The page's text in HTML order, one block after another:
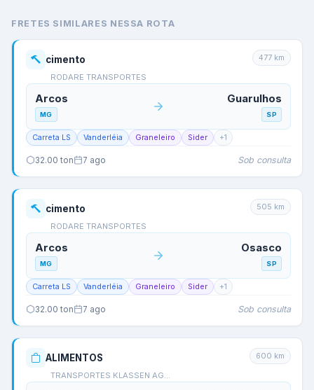
FRETES SIMILARES NESSA ROTA
cimento
RODARE TRANSPORTES
477 km
Arcos
MG
Guarulhos
SP
Carreta LS Vanderléia Graneleiro Sider +1
32.00 ton 7 ago Sob consulta
cimento
RODARE TRANSPORTES
505 km
Arcos
MG
Osasco
SP
Carreta LS Vanderléia Graneleiro Sider +1
32.00 ton 7 ago Sob consulta
ALIMENTOS
TRANSPORTES KLASSEN AG…
600 km